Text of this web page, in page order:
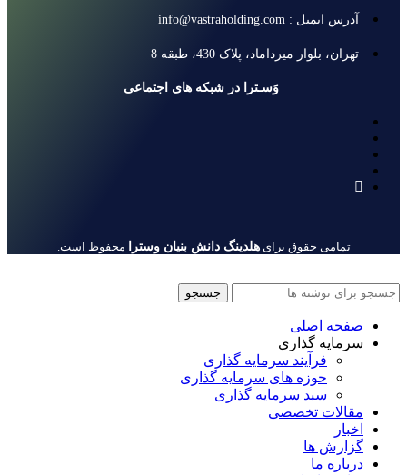
آدرس ایمیل : info@vastraholding.com
تهران، بلوار میرداماد، پلاک 430، طبقه 8
وَسـترا در شبکه های اجتماعی
تمامی حقوق برایهلدینگ دانش بنیان وسترا محفوظ است.
جستجو
صفحه اصلی
سرمایه گذاری
فرآیند سرمایه گذاری
حوزه های سرمایه گذاری
سبد سرمایه گذاری
مقالات تخصصی
اخبار
گزارش ها
درباره ما